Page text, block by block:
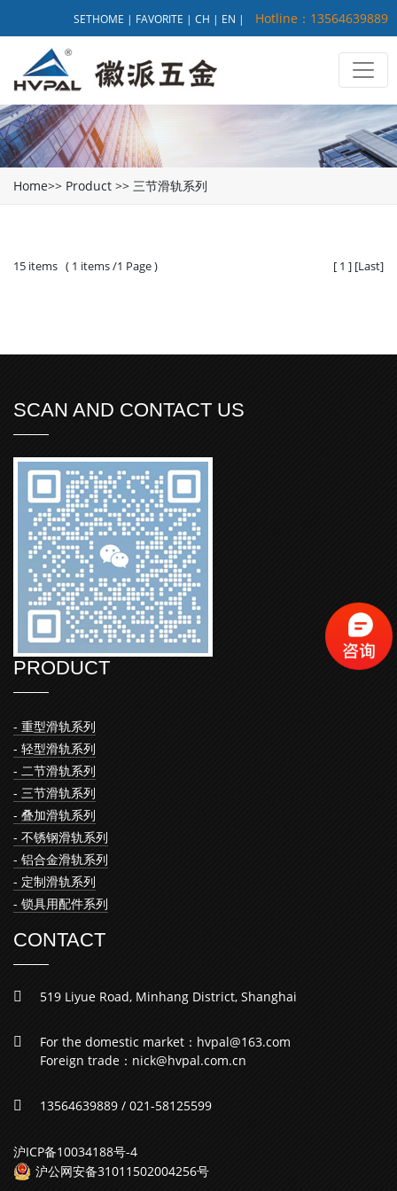
SETHOME | FAVORITE | CH | EN | Hotline：13564639889
Home>> Product >> 三节滑轨系列
15 items ( 1 items /1 Page ) [ 1 ] [Last]
SCAN AND CONTACT US
PRODUCT
- 重型滑轨系列
- 轻型滑轨系列
- 二节滑轨系列
- 三节滑轨系列
- 叠加滑轨系列
- 不锈钢滑轨系列
- 铝合金滑轨系列
- 定制滑轨系列
- 锁具用配件系列
CONTACT
519 Liyue Road, Minhang District, Shanghai
For the domestic market：hvpal@163.com
Foreign trade：nick@hvpal.com.cn
13564639889 / 021-58125599
沪ICP备10034188号-4
沪公网安备31011502004256号